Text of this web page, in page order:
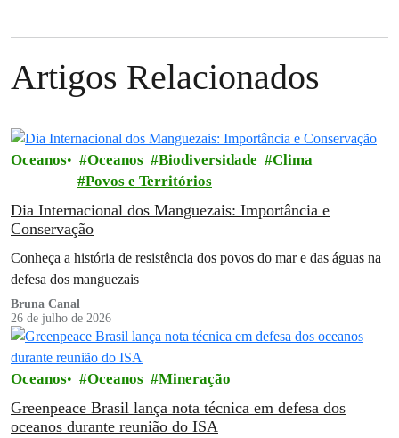
Artigos Relacionados
Oceanos Oceanos Biodiversidade
Clima
Povos e Territórios
Dia Internacional dos Manguezais: Importância e
Conservação
Conheça a história de resistência dos povos do mar e das águas na
defesa dos manguezais
Bruna Canal
26 de julho de 2026
Oceanos Oceanos Mineração
Greenpeace Brasil lança nota técnica em defesa dos
oceanos durante reunião do ISA